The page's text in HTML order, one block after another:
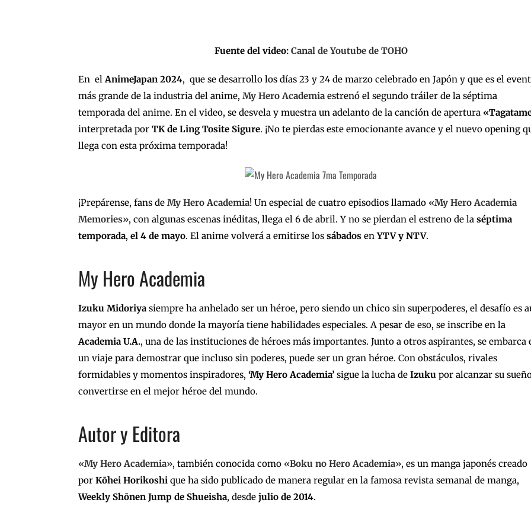
Fuente del video: Canal de Youtube de TOHO
En el AnimeJapan 2024, que se desarrollo los días 23 y 24 de marzo celebrado en Japón y que es el
más grande de la industria del anime, My Hero Academia estrenó el segundo tráiler de la séptima
temporada del anime. En el video, se desvela y muestra un adelanto de la canción de apertura
interpretada por TK de Ling Tosite Sigure. ¡No te pierdas este emocionante avance y el nuevo opening
llega con esta próxima temporada!
¡Prepárense, fans de My Hero Academia! Un especial de cuatro episodios llamado «My Hero Academia
Memories», con algunas escenas inéditas, llega el 6 de abril. Y no se pierdan el estreno de la séptima
temporada, el 4 de mayo. El anime volverá a emitirse los sábados enYTV y NTV.
My Hero Academia
Izuku Midoriya siempre ha anhelado ser un héroe, pero siendo un chico sin superpoderes, el desafío es
mayor en un mundo donde la mayoría tiene habilidades especiales. A pesar de eso, se inscribe en la
Academia U.A., una de las instituciones de héroes más importantes. Junto a otros aspirantes, se embarca
un viaje para demostrar que incluso sin poderes, puede ser un gran héroe. Con obstáculos, rivales
formidables y momentos inspiradores, ‘My Hero Academia’ sigue la lucha de Izuku por alcanzar su
convertirse en el mejor héroe del mundo.
Autor y Editora
«My Hero Academia», también conocida como «Boku no Hero Academia», es un manga japonés creado
por Kōhei Horikoshi que ha sido publicado de manera regular en la famosa revista semanal de manga,
Weekly Shōnen Jump de Shueisha, desde julio de 2014.